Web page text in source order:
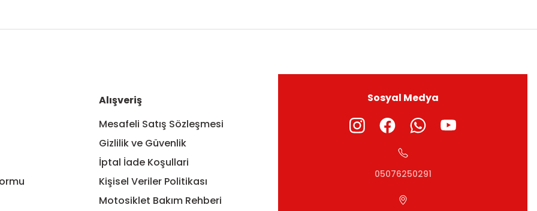
Alışveriş
Mesafeli Satış Sözleşmesi
Gizlilik ve Güvenlik
İptal İade Koşullari
Kişisel Veriler Politikası
Motosiklet Bakım Rehberi
Sosyal Medya
05076250291